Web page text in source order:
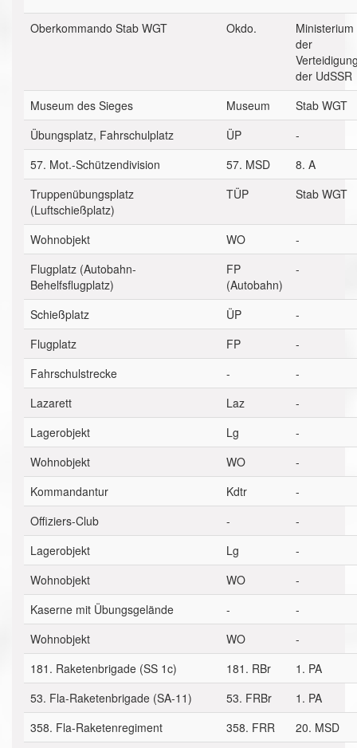
Oberkommando Stab WGT Okdo.
Ministerium
der
der UdSSR
Museum des Sieges
Museum
Stab WGT
Übungsplatz, Fahrschulplatz
ÜP
-
57. Mot.-Schützendivision
57. MSD
8. A
Truppenübungsplatz
(Luftschießplatz)
TÜP Stab WGT
Wohnobjekt WO
-
Flugplatz (Autobahn-
Behelfsflugplatz)
FP
(Autobahn)
-
Schießplatz ÜP
-
Flugplatz
FP
-
Fahrschulstrecke
-
-
Lazarett
Laz
-
Lagerobjekt
Lg
-
Wohnobjekt
WO
-
Kommandantur
Kdtr
-
Offiziers-Club
-
-
Lagerobjekt
Lg
-
Wohnobjekt
WO
-
Kaserne mit Übungsgelände
-
-
Wohnobjekt
WO
-
181. Raketenbrigade (SS 1c)
181. RBr
1. PA
53. Fla-Raketenbrigade (SA-11)
53. FRBr
1. PA
358. Fla-Raketenregiment
358. FRR
20. MSD